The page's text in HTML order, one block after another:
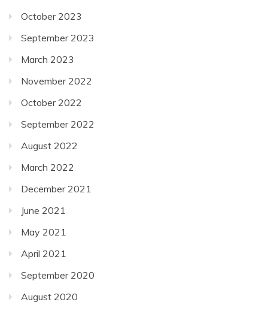
October 2023
September 2023
March 2023
November 2022
October 2022
September 2022
August 2022
March 2022
December 2021
June 2021
May 2021
April 2021
September 2020
August 2020